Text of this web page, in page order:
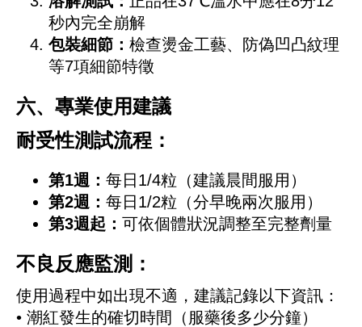
秒內完全崩解
包裝細節： 檢查燙金工藝、防偽凹凸紋理
等7項細節特徵
六、專業使用建議
耐受性測試流程：
第1週： 每日1/4粒（建議晨間服用）
第2週： 每日1/2粒（分早晚兩次服用）
第3週起： 可依個體狀況調整至完整劑量
不良反應監測：
使用過程中如出現不適，建議記錄以下資訊：
• 潮紅發生的確切時間（服藥後多少分鐘）